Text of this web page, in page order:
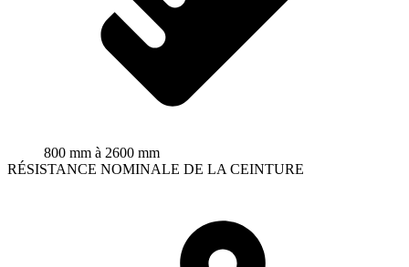
800 mm à 2600 mm
RÉSISTANCE NOMINALE DE LA CEINTURE